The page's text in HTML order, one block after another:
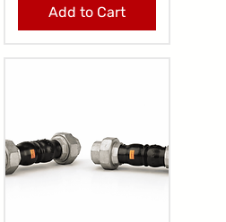
Add to Cart